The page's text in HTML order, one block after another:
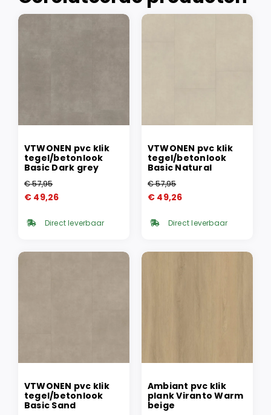
VTWONEN pvc klik
tegel/betonlook
Basic Dark grey
€57,95
Oorspronkelijke
was:
€ 49,26
Huidige
is: Direct leverbaar
VTWONEN pvc klik
tegel/betonlook
Basic Natural
€57,95
Oorspronkelijke
was:
€ 49,26
Huidige
is: Direct leverbaar
VTWONEN pvc klik
tegel/betonlook
Basic Sand
Ambiant pvc klik
plank Viranto Warm
beige